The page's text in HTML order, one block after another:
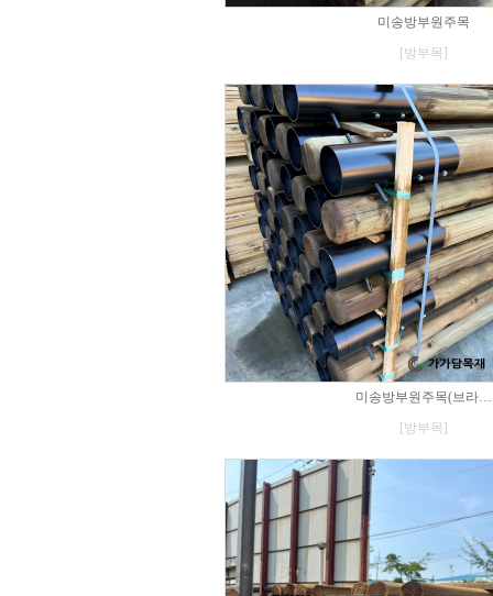
미송방부원주목
[방부목]
미송방부원주목(브라…
[방부목]